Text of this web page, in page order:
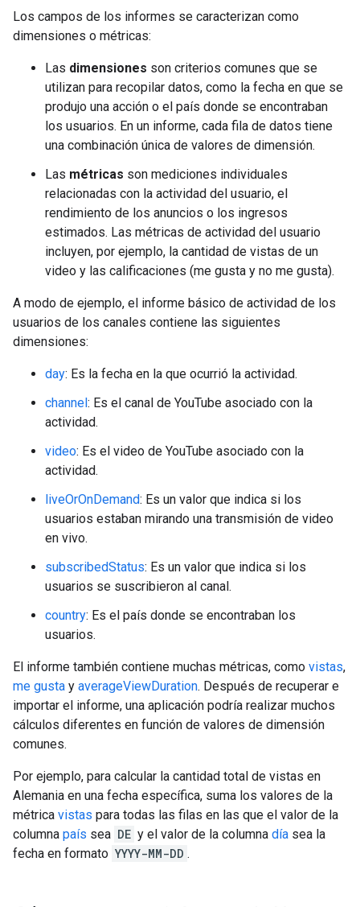
Los campos de los informes se caracterizan como
dimensiones o métricas:
Las dimensiones son criterios comunes que se
utilizan para recopilar datos, como la fecha en que se
produjo una acción o el país donde se encontraban
los usuarios. En un informe, cada fila de datos tiene
una combinación única de valores de dimensión.
Las métricas son mediciones individuales
relacionadas con la actividad del usuario, el
rendimiento de los anuncios o los ingresos
estimados. Las métricas de actividad del usuario
incluyen, por ejemplo, la cantidad de vistas de un
video y las calificaciones (me gusta y no me gusta).
A modo de ejemplo, el informe básico de actividad de los
usuarios de los canales contiene las siguientes
dimensiones:
day: Es la fecha en la que ocurrió la actividad.
channel: Es el canal de YouTube asociado con la
actividad.
video: Es el video de YouTube asociado con la
actividad.
liveOrOnDemand: Es un valor que indica si los
usuarios estaban mirando una transmisión de video
en vivo.
subscribedStatus: Es un valor que indica si los
usuarios se suscribieron al canal.
country: Es el país donde se encontraban los
usuarios.
El informe también contiene muchas métricas, como vistas,
me gusta y averageViewDuration. Después de recuperar e
importar el informe, una aplicación podría realizar muchos
cálculos diferentes en función de valores de dimensión
comunes.
Por ejemplo, para calcular la cantidad total de vistas en
Alemania en una fecha específica, suma los valores de la
métrica vistas para todas las filas en las que el valor de la
columna país sea DE y el valor de la columna día sea la
fecha en formato YYYY-MM-DD .